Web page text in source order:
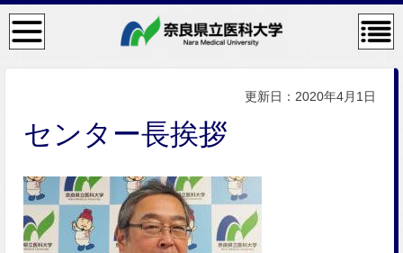
検
索・
メニ
コン
テン
ニュ
ー
更新日：2020年4月1日
センター長挨拶